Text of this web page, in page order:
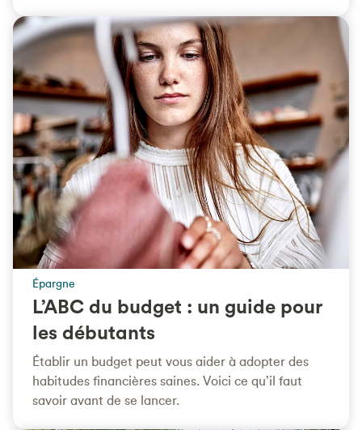
Épargne
L’ABC du budget : un guide pour
les débutants
Établir un budget peut vous aider à adopter des
habitudes financières saines. Voici ce qu’il faut
savoir avant de se lancer.